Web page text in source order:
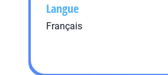
Langue
Français